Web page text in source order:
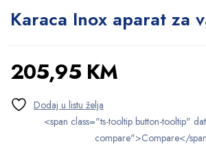
Karaca Inox aparat za
205,95 KM
<span class="ts-tooltip button-tooltip"
compare">Compare</